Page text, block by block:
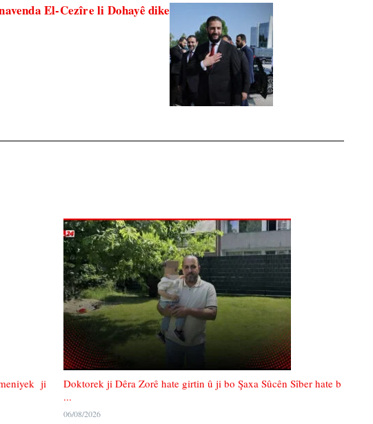
El-Cezîre li Dohayê dike
ji
Doktorek ji Dêra Zorê hate girtin û ji bo Şaxa Sûcên Sîber hate b
...
06/08/2026